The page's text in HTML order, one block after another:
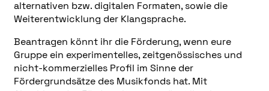
alternativen bzw. digitalen Formaten, sowie die
Weiterentwicklung der Klangsprache.
Beantragen könnt ihr die Förderung, wenn eure
Gruppe ein experimentelles, zeitgenössisches und
nicht-kommerzielles Profil im Sinne der
Fördergrundsätze des Musikfonds hat. Mit